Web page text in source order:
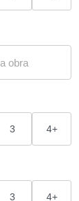
3 4+
3 4+